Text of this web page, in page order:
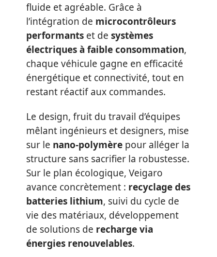
fluide et agréable. Grâce à
l’intégration de microcontrôleurs
performants et de systèmes
électriques à faible consommation,
chaque véhicule gagne en efficacité
énergétique et connectivité, tout en
restant réactif aux commandes.
Le design, fruit du travail d’équipes
mêlant ingénieurs et designers, mise
sur le nano-polymère pour alléger la
structure sans sacrifier la robustesse.
Sur le plan écologique, Veigaro
avance concrètement : recyclage des
batteries lithium, suivi du cycle de
vie des matériaux, développement
de solutions de recharge via
énergies renouvelables.